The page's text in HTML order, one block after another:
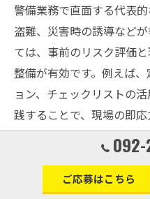
警備業務で直面する代表
盗難、災害時の誘導など
ては、事前のリスク評価
整備が有効です。例えば
ョン、チェックリストの
践することで、現場の即
す。
警備現場調査で課題把
ご応募はこちら